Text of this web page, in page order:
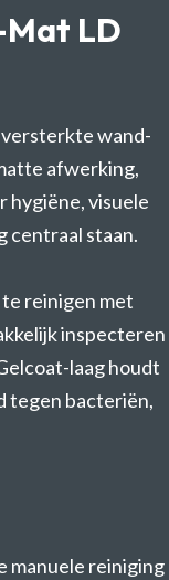
LD
wand-
afwerking,
hygiëne, visuele
centraal staan.
reinigen met
inspecteren
laag houdt
tegen bacteriën,
manuele reiniging